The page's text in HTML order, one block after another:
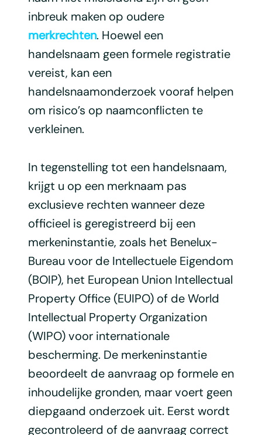
inbreuk maken op oudere
merkrechten. Hoewel een
handelsnaam geen formele registratie
vereist, kan een
handelsnaamonderzoek vooraf helpen
om risico’s op naamconflicten te
verkleinen.
In tegenstelling tot een handelsnaam,
krijgt u op een merknaam pas
exclusieve rechten wanneer deze
officieel is geregistreerd bij een
merkeninstantie, zoals het Benelux-
Bureau voor de Intellectuele Eigendom
(BOIP), het European Union Intellectual
Property Office (EUIPO) of de World
Intellectual Property Organization
(WIPO) voor internationale
bescherming. De merkeninstantie
beoordeelt de aanvraag op formele en
inhoudelijke gronden, maar voert geen
diepgaand onderzoek uit. Eerst wordt
gecontroleerd of de aanvraag correct